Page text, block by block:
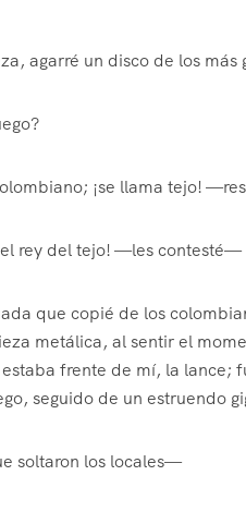
agarré un disco de los
¡se llama tejo!
rey del tejo! —les contesté—
que copié de los
metálica, al sentir el
frente de mí, la lance;
seguido de un estruendo
soltaron los locales—